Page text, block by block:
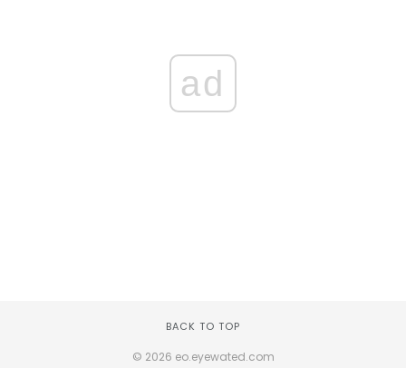
ad
BACK TO TOP
© 2026 eo.eyewated.com